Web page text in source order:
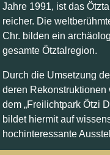
Jahre 1991, ist das
reicher. Die
Chr. bilden ein
gesamte Ötztalregion.
Durch die Umsetzung
deren
dem „Freilichtpark Ötzi
bildet hiermit auf
hochinteressante